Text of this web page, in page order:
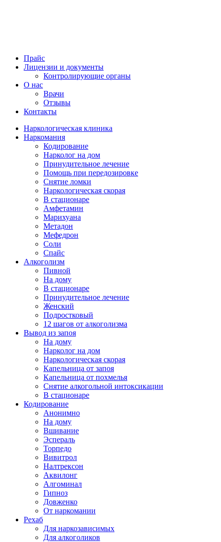
Прайс
Лицензии и документы
Контролирующие органы
О нас
Врачи
Отзывы
Контакты
Наркологическая клиника
Наркомания
Кодирование
Нарколог на дом
Принудительное лечение
Помощь при передозировке
Снятие ломки
Наркологическая скорая
В стационаре
Амфетамин
Марихуана
Метадон
Мефедрон
Соли
Спайс
Алкоголизм
Пивной
На дому
В стационаре
Принудительное лечение
Женский
Подростковый
12 шагов от алкоголизма
Вывод из запоя
На дому
Нарколог на дом
Наркологическая скорая
Капельница от запоя
Капельница от похмелья
Снятие алкогольной интоксикации
В стационаре
Кодирование
Анонимно
На дому
Вшивание
Эспераль
Торпедо
Вивитрол
Налтрексон
Аквилонг
Алгоминал
Гипноз
Довженко
От наркомании
Рехаб
Для наркозависимых
Для алкоголиков